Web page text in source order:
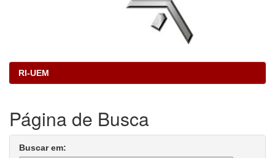
RI-UEM
Página de Busca
Buscar em: